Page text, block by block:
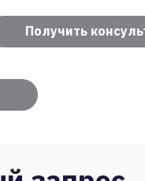
Получить